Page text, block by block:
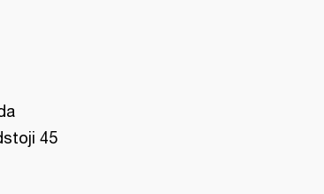
45